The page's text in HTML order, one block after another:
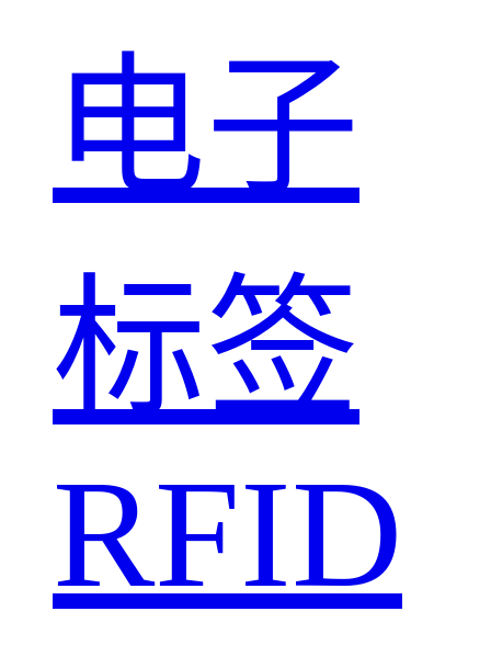
电子
标签
RFID